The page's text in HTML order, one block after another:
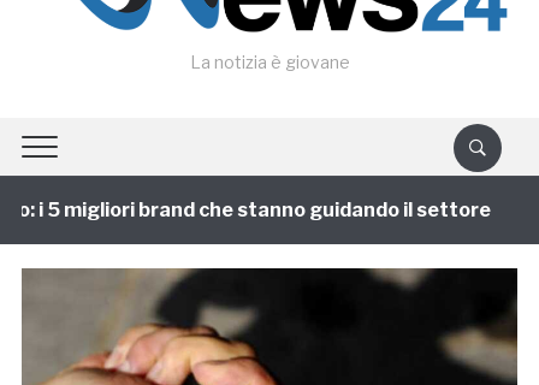
La notizia è giovane
i 5 migliori brand che stanno guidando il settore